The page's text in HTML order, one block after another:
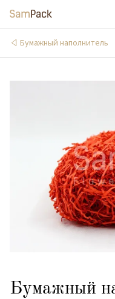
Бумажный наполнитель
Бумажный